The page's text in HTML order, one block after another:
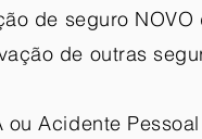
de seguro NOVO
de outras
Acidente